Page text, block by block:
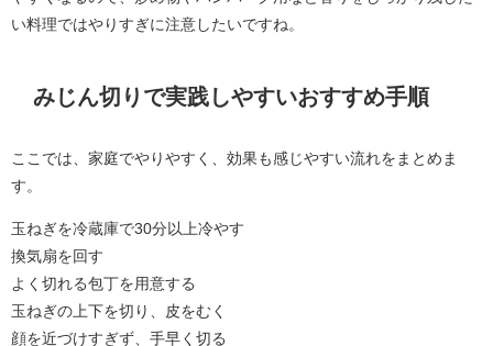
い料理ではやりすぎに注意したいですね。
みじん切りで実践しやすいおすすめ手順
ここでは、家庭でやりやすく、効果も感じやすい流れをまとめま
す。
玉ねぎを冷蔵庫で30分以上冷やす
換気扇を回す
よく切れる包丁を用意する
玉ねぎの上下を切り、皮をむく
顔を近づけすぎず、手早く切る